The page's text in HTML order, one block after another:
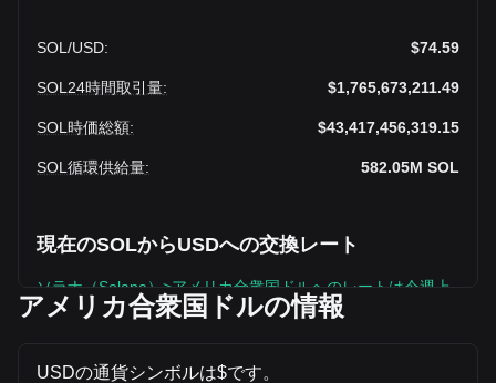
SOL /USD: $74.59
SOL24時間取引量: $1,765,673,211.49
SOL時価総額: $43,417,456,319.15
SOL循環供給量: 582.05M SOL
現在のSOLからUSDへの交換レート
ソラナ（Solana）>アメリカ合衆国ドルへのレートは今週上
昇中です
で、循環供給量は582,051,300 SOL、合計時価総額は
アメリカ合衆国ドルの情報
USDの通貨シンボルは$です。